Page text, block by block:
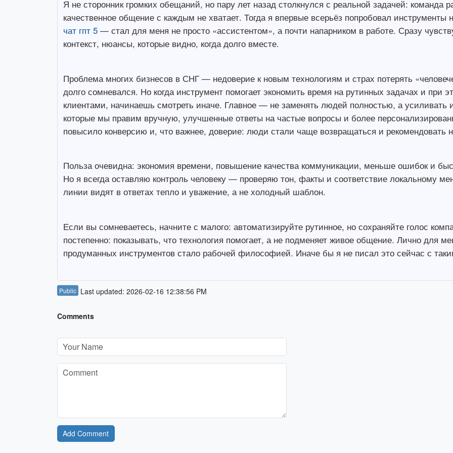
Я не сторонник громких обещаний, но пару лет назад столкнулся с реальной задачей: команда
качественное общение с каждым не хватает. Тогда я впервые всерьёз попробовал
чат гпт 5— стал для меня не просто «ассистентом», а почти напарником в работе. Сразу
контекст, нюансы, которые видно, когда долго вместе.
Проблема многих бизнесов в СНГ — недоверие к новым технологиям и страх потерять
долго сомневался. Но когда инструмент помогает экономить время на рутинных задачах и при
клиентами, начинаешь смотреть иначе. Главное — не заменять людей полностью, а усиливать
которые мы правим вручную, улучшенные ответы на частые вопросы и более
повысило конверсию и, что важнее, доверие: люди стали чаще возвращаться и рекомендовать
Польза очевидна: экономия времени, повышение качества коммуникации, меньше ошибок и
Но я всегда оставляю контроль человеку — проверяю тон, факты и соответствие локальному
линии видят в ответах тепло и уважение, а не холодный шаблон.
Если вы сомневаетесь, начните с малого: автоматизируйте рутинное, но сохраняйте голос
постепенно: показывать, что технология помогает, а не подменяет живое общение. Лично для
продуманных инструментов стало рабочей философией. Иначе бы я не писал это сейчас с
Public Last updated: 2026-02-16 12:38:56 PM
Comments
Add Comment